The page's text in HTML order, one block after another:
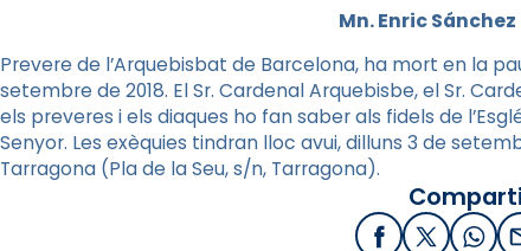
Mn. Enric
Prevere de l’Arquebisbat de Barcelona, ha mort en la
setembre de 2018. El Sr. Cardenal Arquebisbe, el Sr.
els preveres i els diaques ho fan saber als fidels de
Senyor. Les exèquies tindran lloc avui, dilluns 3 de
Tarragona (Pla de la Seu, s/n, Tarragona).
Facebook
X /